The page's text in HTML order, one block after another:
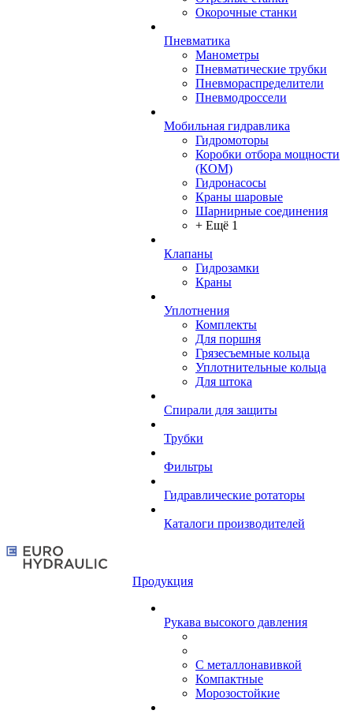
Окорочные станки
Пневматика
Манометры
Пневматические трубки
Пневмораспределители
Пневмодроссели
Мобильная гидравлика
Гидромоторы
Коробки отбора мощности
(КОМ)
Гидронасосы
Краны шаровые
Шарнирные соединения
+ Ещё 1
Клапаны
Гидрозамки
Краны
Уплотнения
Комплекты
Для поршня
Грязесъемные кольца
Уплотнительные кольца
Для штока
Спирали для защиты
Трубки
Фильтры
Гидравлические ротаторы
Каталоги производителей
Продукция
Рукава высокого давления
С металлонавивкой
Компактные
Морозостойкие